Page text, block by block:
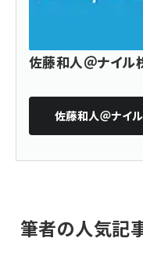
佐藤和人＠ナイル
佐藤和人＠ナイ
筆者の人気記